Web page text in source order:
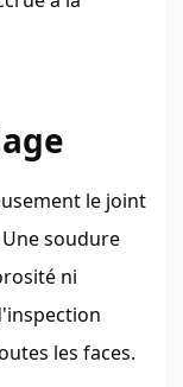
le joint
soudure
ni
les faces.